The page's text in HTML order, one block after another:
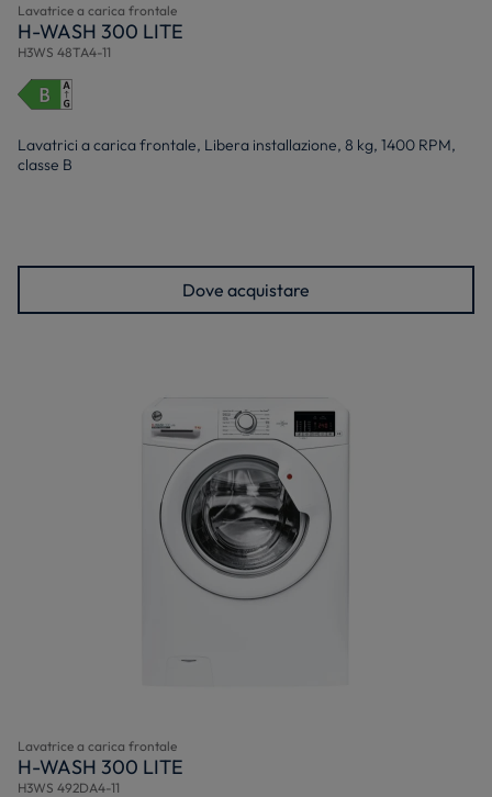
Lavatrice a carica frontale
H-WASH 300 LITE
H3WS 48TA4-11
Lavatrici a carica frontale, Libera installazione, 8 kg, 1400 RPM,
classe B
Dove acquistare
Lavatrice a carica frontale
H-WASH 300 LITE
H3WS 492DA4-11